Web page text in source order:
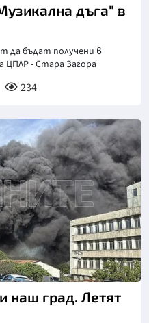
дъга" в
да бъдат получени в
- Стара Загора
234
наш град. Летят